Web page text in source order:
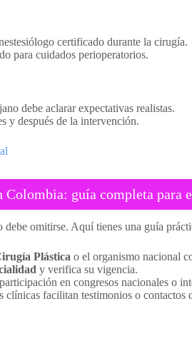
certificado durante la cirugía.
para cuidados perioperatorios.
debe aclarar expectativas realistas.
y después de la intervención.
guía completa para
omitirse. Aquí tienes una guía
Plástica o el organismo nacional
y verifica su vigencia.
en congresos nacionales o
clínicas facilitan testimonios o contactos